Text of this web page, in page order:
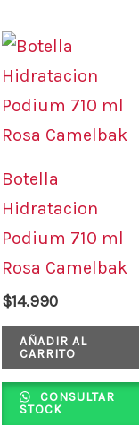
Botella
Hidratacion
Podium 710 ml
Rosa Camelbak
$14.990
AÑADIR AL
CARRITO
CONSULTAR
STOCK